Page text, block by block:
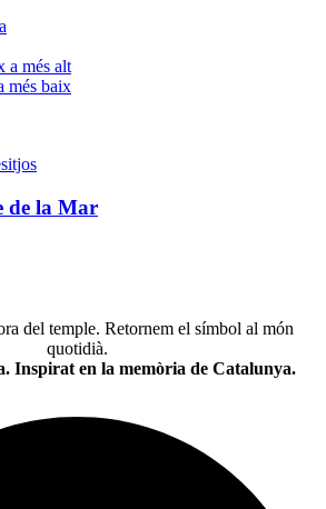
a més alt
més baix
de la Mar
del temple. Retornem el símbol al món
quotidià.
Inspirat en la memòria de Catalunya.